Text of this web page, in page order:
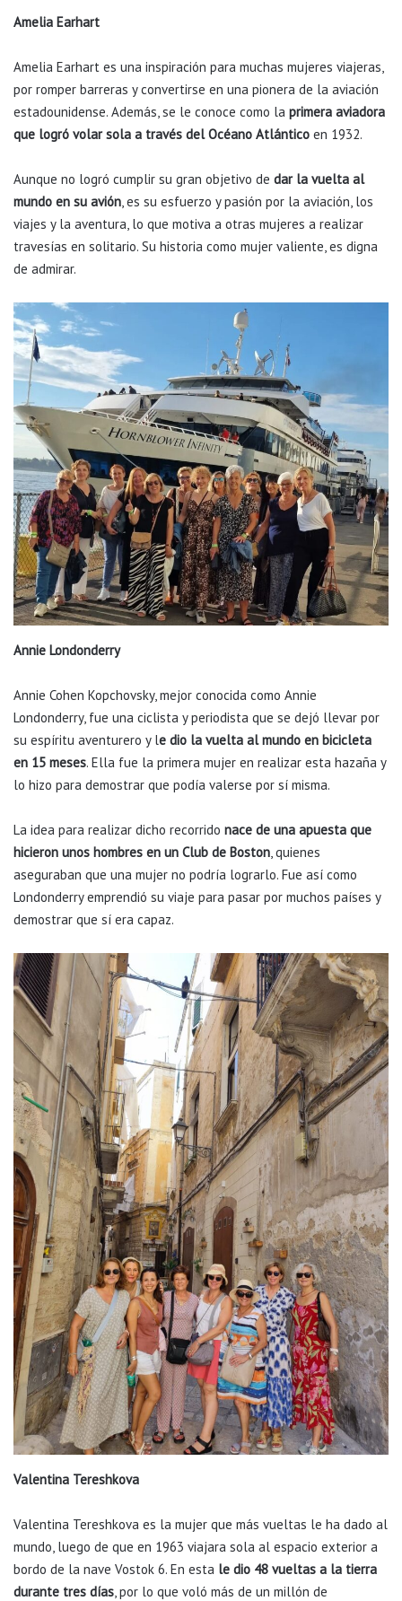
Amelia Earhart
Amelia Earhart es una inspiración para muchas mujeres viajeras,
por romper barreras y convertirse en una pionera de la aviación
estadounidense. Además, se le conoce como la primera aviadora
que logró volar sola a través del Océano Atlántico en 1932.
Aunque no logró cumplir su gran objetivo de dar la vuelta al
mundo en su avión , es su esfuerzo y pasión por la aviación, los
viajes y la aventura, lo que motiva a otras mujeres a realizar
travesías en solitario. Su historia como mujer valiente, es digna
de admirar.
Annie Londonderry
Annie Cohen Kopchovsky, mejor conocida como Annie
Londonderry, fue una ciclista y periodista que se dejó llevar por
su espíritu aventurero y le dio la vuelta al mundo en bicicleta
en 15 meses. Ella fue la primera mujer en realizar esta hazaña y
lo hizo para demostrar que podía valerse por sí misma.
La idea para realizar dicho recorrido nace de una apuesta que
hicieron unos hombres en un Club de Boston, quienes
aseguraban que una mujer no podría lograrlo. Fue así como
Londonderry emprendió su viaje para pasar por muchos países y
demostrar que sí era capaz.
Valentina Tereshkova
Valentina Tereshkova es la mujer que más vueltas le ha dado al
mundo, luego de que en 1963 viajara sola al espacio exterior a
bordo de la nave Vostok 6. En esta le dio 48 vueltas a la tierra
durante tres días , por lo que voló más de un millón de